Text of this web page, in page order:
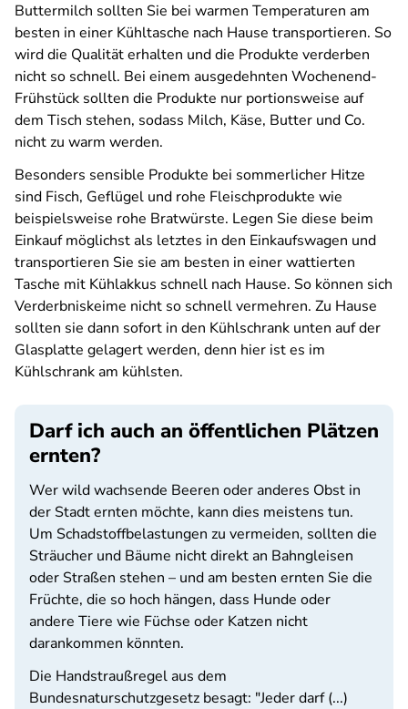
Buttermilch sollten Sie bei warmen Temperaturen am
besten in einer Kühltasche nach Hause transportieren. So
wird die Qualität erhalten und die Produkte verderben
nicht so schnell. Bei einem ausgedehnten Wochenend-
Frühstück sollten die Produkte nur portionsweise auf
dem Tisch stehen, sodass Milch, Käse, Butter und Co.
nicht zu warm werden.
Besonders sensible Produkte bei sommerlicher Hitze
sind Fisch, Geflügel und rohe Fleischprodukte wie
beispielsweise rohe Bratwürste. Legen Sie diese beim
Einkauf möglichst als letztes in den Einkaufswagen und
transportieren Sie sie am besten in einer wattierten
Tasche mit Kühlakkus schnell nach Hause. So können sich
Verderbniskeime nicht so schnell vermehren. Zu Hause
sollten sie dann sofort in den Kühlschrank unten auf der
Glasplatte gelagert werden, denn hier ist es im
Kühlschrank am kühlsten.
Darf ich auch an öffentlichen Plätzen
ernten?
Wer wild wachsende Beeren oder anderes Obst in
der Stadt ernten möchte, kann dies meistens tun.
Um Schadstoffbelastungen zu vermeiden, sollten die
Sträucher und Bäume nicht direkt an Bahngleisen
oder Straßen stehen – und am besten ernten Sie die
Früchte, die so hoch hängen, dass Hunde oder
andere Tiere wie Füchse oder Katzen nicht
darankommen könnten.
Die Handstraußregel aus dem
Bundesnaturschutzgesetz besagt: "Jeder darf (...)